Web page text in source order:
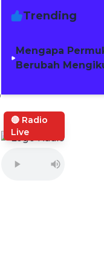
Trending
Mengapa
Berubah
🔴 Radio
Live